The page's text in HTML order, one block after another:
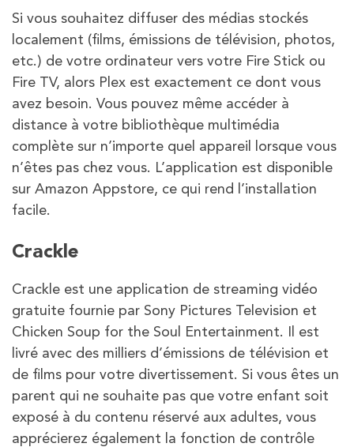
Si vous souhaitez diffuser des médias stockés
localement (films, émissions de télévision, photos,
etc.) de votre ordinateur vers votre Fire Stick ou
Fire TV, alors Plex est exactement ce dont vous
avez besoin. Vous pouvez même accéder à
distance à votre bibliothèque multimédia
complète sur n’importe quel appareil lorsque vous
n’êtes pas chez vous. L’application est disponible
sur Amazon Appstore, ce qui rend l’installation
facile.
Crackle
Crackle est une application de streaming vidéo
gratuite fournie par Sony Pictures Television et
Chicken Soup for the Soul Entertainment. Il est
livré avec des milliers d’émissions de télévision et
de films pour votre divertissement. Si vous êtes un
parent qui ne souhaite pas que votre enfant soit
exposé à du contenu réservé aux adultes, vous
apprécierez également la fonction de contrôle